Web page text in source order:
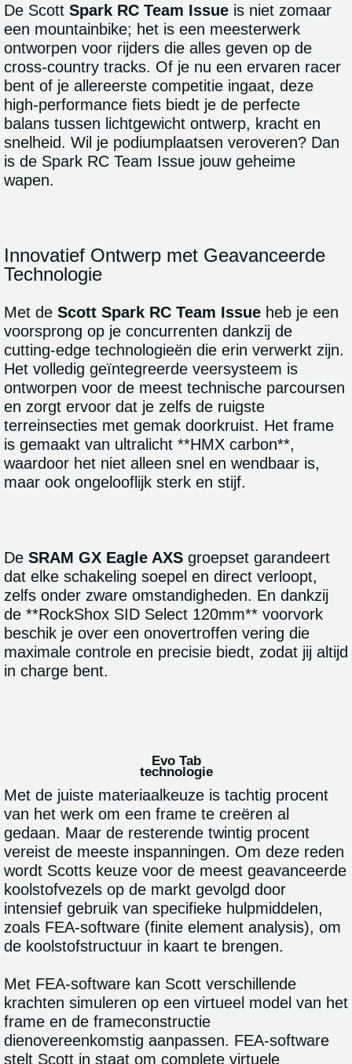
De Scott Spark RC Team Issue is niet zomaar
een mountainbike; het is een meesterwerk
ontworpen voor rijders die alles geven op de
cross-country tracks. Of je nu een ervaren racer
bent of je allereerste competitie ingaat, deze
high-performance fiets biedt je de perfecte
balans tussen lichtgewicht ontwerp, kracht en
snelheid. Wil je podiumplaatsen veroveren? Dan
is de Spark RC Team Issue jouw geheime
wapen.
Innovatief Ontwerp met Geavanceerde
Technologie
Met de Scott Spark RC Team Issue heb je een
voorsprong op je concurrenten dankzij de
cutting-edge technologieën die erin verwerkt zijn.
Het volledig geïntegreerde veersysteem is
ontworpen voor de meest technische parcoursen
en zorgt ervoor dat je zelfs de ruigste
terreinsecties met gemak doorkruist. Het frame
is gemaakt van ultralicht **HMX carbon**,
waardoor het niet alleen snel en wendbaar is,
maar ook ongelooflijk sterk en stijf.
De SRAM GX Eagle AXS groepset garandeert
dat elke schakeling soepel en direct verloopt,
zelfs onder zware omstandigheden. En dankzij
de **RockShox SID Select 120mm** voorvork
beschik je over een onovertroffen vering die
maximale controle en precisie biedt, zodat jij altijd
in charge bent.
Evo Tab
technologie
Met de juiste materiaalkeuze is tachtig procent
van het werk om een frame te creëren al
gedaan. Maar de resterende twintig procent
vereist de meeste inspanningen. Om deze reden
wordt Scotts keuze voor de meest geavanceerde
koolstofvezels op de markt gevolgd door
intensief gebruik van specifieke hulpmiddelen,
zoals FEA-software (finite element analysis), om
de koolstofstructuur in kaart te brengen.
Met FEA-software kan Scott verschillende
krachten simuleren op een virtueel model van het
frame en de frameconstructie
dienovereenkomstig aanpassen. FEA-software
stelt Scott in staat om complete virtuele